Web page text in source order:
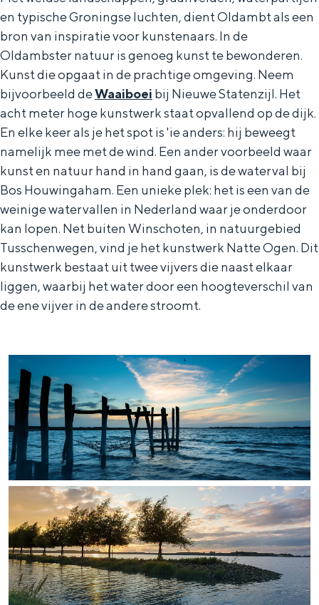
a
l
:
N
d
e
r
l
a
n
d
s
n
S
e
i
t
en typische Groningse luchten, dient Oldambt als een
bron van inspiratie voor kunstenaars. In de
Oldambster natuur is genoeg kunst te bewonderen.
Kunst die opgaat in de prachtige omgeving. Neem
bijvoorbeeld deWaaiboei bij Nieuwe Statenzijl. Het
acht meter hoge kunstwerk staat opvallend op de dijk.
En elke keer als je het spot is 'ie anders: hij beweegt
namelijk mee met de wind. Een ander voorbeeld waar
kunst en natuur hand in hand gaan, is de waterval bij
Bos Houwingaham. Een unieke plek: het is een van de
weinige watervallen in Nederland waar je onderdoor
kan lopen. Net buiten Winschoten, in natuurgebied
Tusschenwegen, vind je het kunstwerk Natte Ogen. Dit
kunstwerk bestaat uit twee vijvers die naast elkaar
liggen, waarbij het water door een hoogteverschil van
de ene vijver in de andere stroomt.